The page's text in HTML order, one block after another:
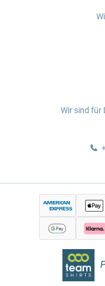
Wir sind für